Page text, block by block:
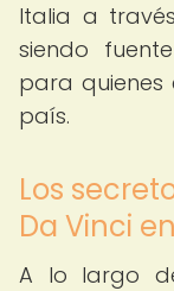
Italia a
siendo
para quienes
país.
Los
Da Vinci
A lo largo